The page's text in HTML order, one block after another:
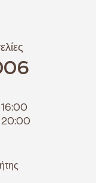
16:00
20:00